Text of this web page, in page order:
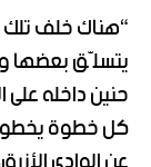
“هناك خلف تلك
يتسلّق بعضها
حنين داخله
كل خطوة